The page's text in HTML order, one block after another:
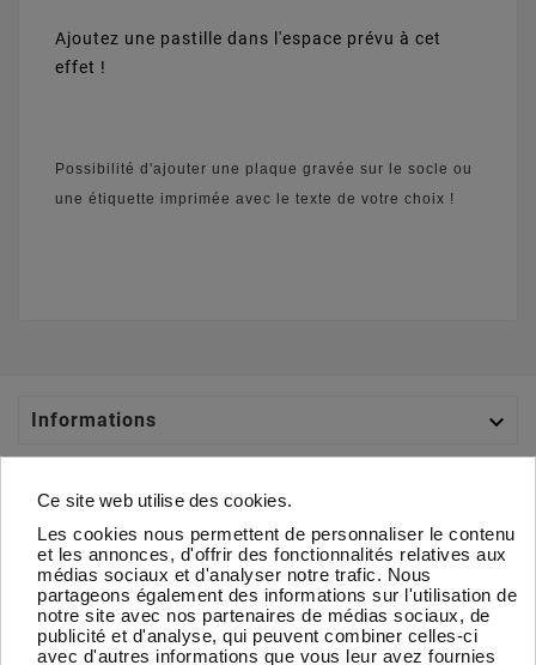
Ajoutez une pastille dans l'espace prévu à cet
effet !
Possibilité d'ajouter une plaque gravée sur le socle ou
une étiquette imprimée avec le texte de votre choix !
Informations 
Votre Compte 
À Propos 
Ce site web utilise des cookies.
Les cookies nous permettent de personnaliser le contenu
et les annonces, d'offrir des fonctionnalités relatives aux
médias sociaux et d'analyser notre trafic. Nous
partageons également des informations sur l'utilisation de
notre site avec nos partenaires de médias sociaux, de
publicité et d'analyse, qui peuvent combiner celles-ci
avec d'autres informations que vous leur avez fournies